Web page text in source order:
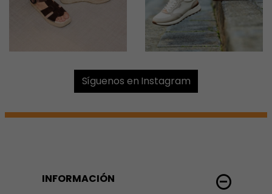
Síguenos en Instagram
INFORMACIÓN